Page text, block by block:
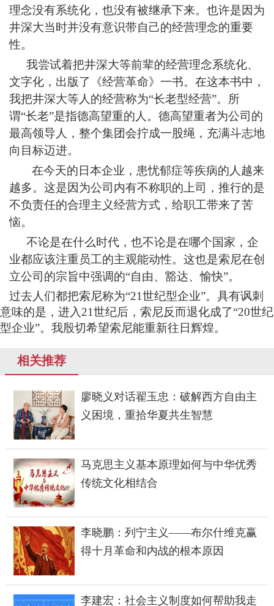
理念没有系统化，也没有被继承下来。也许是因为
井深大当时并没有意识带自己的经营理念的重要
性。
我尝试着把井深大等前辈的经营理念系统化、
文字化，出版了《经营革命》一书。在这本书中，
我把井深大等人的经营称为“长老型经营”。所
谓“长老”是指德高望重的人。德高望重者为公司的
最高领导人，整个集团会拧成一股绳，充满斗志地
向目标迈进。
在今天的日本企业，患忧郁症等疾病的人越来
越多。这是因为公司内有不称职的上司，推行的是
不负责任的合理主义经营方式，给职工带来了苦
恼。
不论是在什么时代，也不论是在哪个国家，企
业都应该注重员工的主观能动性。这也是索尼在创
立公司的宗旨中强调的“自由、豁达、愉快”。
过去人们都把索尼称为“21世纪型企业”。具有讽刺
意味的是，进入 21世纪后，索尼反而退化成了“20世纪
型企业”。我殷切希望索尼能重新往日辉煌。
相关推荐
廖晓义对话翟玉忠：破解西方自由主
义困境，重拾华夏共生智慧
马克思主义基本原理如何与中华优秀
传统文化相结合
李晓鹏：列宁主义——布尔什维克赢
得十月革命和内战的根本原因
李建宏：社会主义制度如何帮助我走